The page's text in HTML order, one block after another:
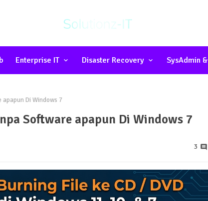
Enterprise IT Disaster Recovery SysAdmin
apapun Di Windows 7
Software apapun Di Windows 7
3